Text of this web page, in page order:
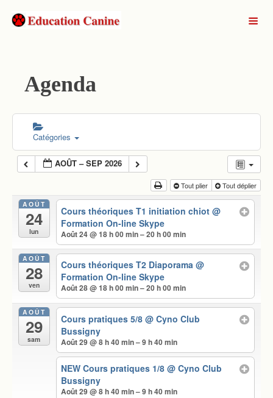
Agenda
Catégories
AOÛT – SEP 2026
Tout plier Tout déplier
AOÛT
24
lun
Cours théoriques T1 initiation chiot@
Formation On-line Skype
Août 24 @ 18 h 00 min – 20 h 00 min
AOÛT
28
ven
Cours théoriques T2 Diaporama@
Formation On-line Skype
Août 28 @ 18 h 00 min – 20 h 00 min
AOÛT
29
sam
Cours pratiques 5/8@ Cyno Club
Bussigny
Août 29 @ 8 h 40 min – 9 h 40 min
NEW Cours pratiques 1/8@ Cyno Club
Bussigny
Août 29 @ 8 h 40 min – 9 h 40 min